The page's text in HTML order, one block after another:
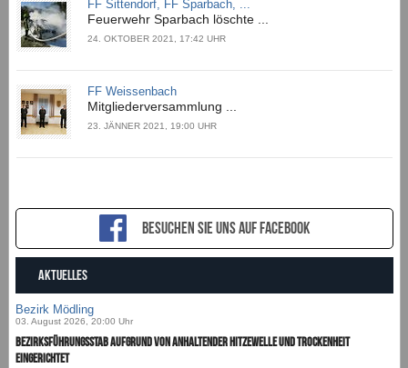
FF Sittendorf, FF Sparbach, ...
Feuerwehr Sparbach löschte ...
24. OKTOBER 2021, 17:42 UHR
FF Weissenbach
Mitgliederversammlung ...
23. JÄNNER 2021, 19:00 UHR
Besuchen sie uns auf Facebook
AKTUELLES
Bezirk Mödling
03. August 2026, 20:00 Uhr
Bezirksführungsstab aufgrund von anhaltender Hitzewelle und Trockenheit
eingerichtet